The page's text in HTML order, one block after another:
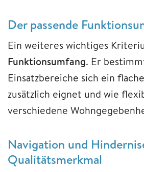
Der passende
Ein weiteres wichtiges
Funktionsumfang. Er
Einsatzbereiche sich ein
zusätzlich eignet und wie
verschiedene
Navigation und
Qualitätsmerkmal